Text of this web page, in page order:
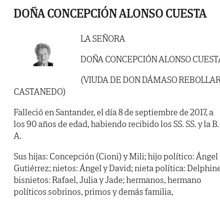
DOÑA CONCEPCIÓN ALONSO CUESTA
LA SEÑORA
DOÑA CONCEPCIÓN ALONSO
(VIUDA DE DON DÁMASO
CASTANEDO)
Falleció en Santander, el día 8 de septiembre de 2017, a
los 90 años de edad, habiendo recibido los SS. SS. y la B.
A.
Sus hijas: Concepción (Cioni) y Mili; hijo político: Ángel
Gutiérrez; nietos: Ángel y David; nieta política:
bisnietos: Rafael, Julia y Jade; hermanos, hermano
políticos sobrinos, primos y demás familia,